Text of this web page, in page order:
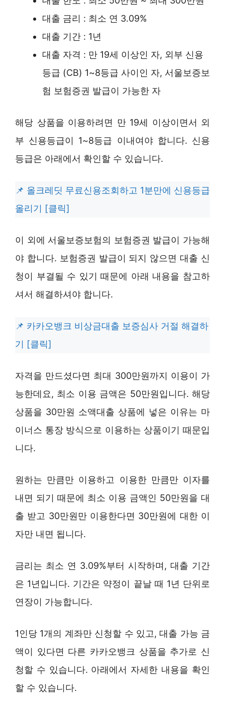
대출 금리 : 최소 연 3.09%
대출 기간 : 1년
대출 자격 : 만 19세 이상인 자, 외부 신용
등급 (CB) 1~8등급 사이인 자, 서울보증보
험 보험증권 발급이 가능한 자
해당 상품을 이용하려면 만 19세 이상이면서 외
부 신용등급이 1~8등급 이내여야 합니다. 신용
등급은 아래에서 확인할 수 있습니다.
올크레딧 무료신용조회하고 1분만에 신용등급
올리기 [클릭]
이 외에 서울보증보험의 보험증권 발급이 가능해
야 합니다. 보험증권 발급이 되지 않으면 대출 신
청이 부결될 수 있기 때문에 아래 내용을 참고하
셔서 해결하셔야 합니다.
카카오뱅크 비상금대출 보증심사 거절 해결하
기 [클릭]
자격을 만드셨다면 최대 300만원까지 이용이 가
능한데요, 최소 이용 금액은 50만원입니다. 해당
상품을 30만원 소액대출 상품에 넣은 이유는 마
이너스 통장 방식으로 이용하는 상품이기 때문입
니다.
원하는 만큼만 이용하고 이용한 만큼만 이자를
내면 되기 때문에 최소 이용 금액인 50만원을 대
출 받고 30만원만 이용한다면 30만원에 대한 이
자만 내면 됩니다.
금리는 최소 연 3.09%부터 시작하며, 대출 기간
은 1년입니다. 기간은 약정이 끝날 때 1년 단위로
연장이 가능합니다.
1인당 1개의 계좌만 신청할 수 있고, 대출 가능 금
액이 있다면 다른 카카오뱅크 상품을 추가로 신
청할 수 있습니다. 아래에서 자세한 내용을 확인
할 수 있습니다.